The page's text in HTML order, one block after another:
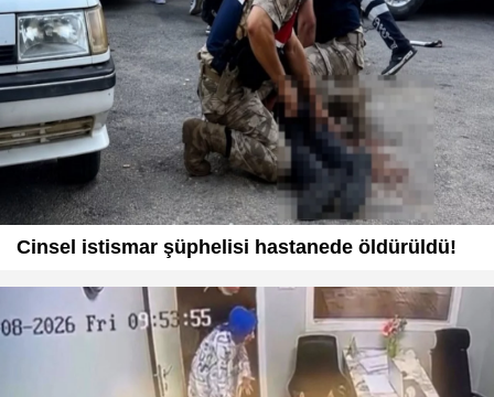
Cinsel istismar şüphelisi hastanede öldürüldü!